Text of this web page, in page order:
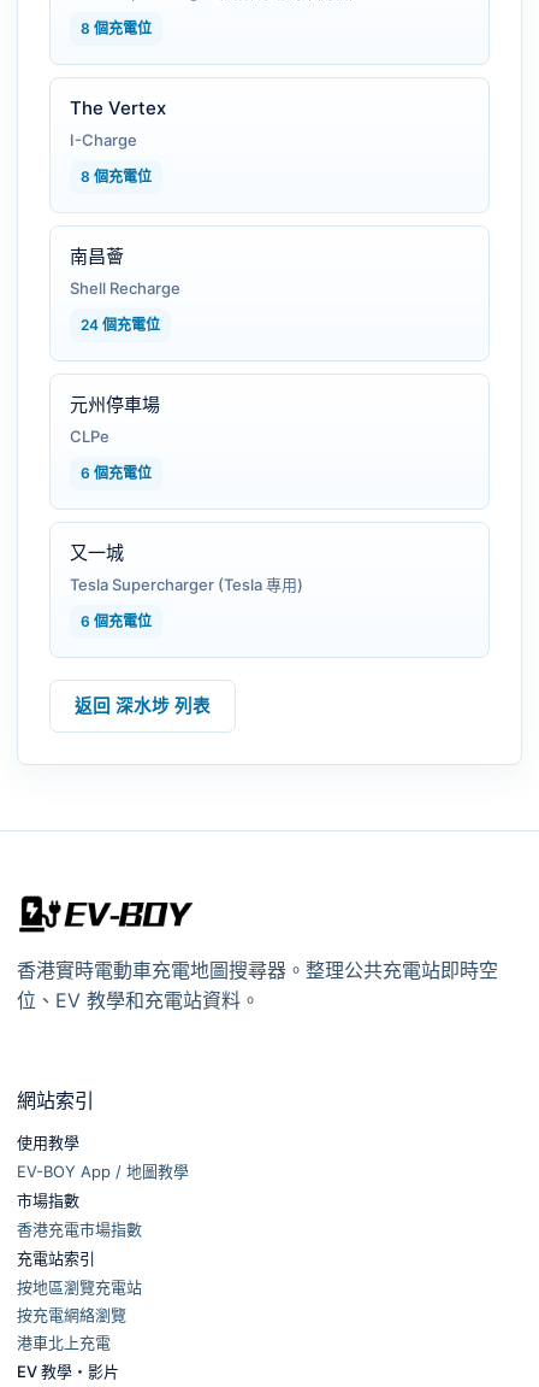
8 個充電位
The Vertex
I-Charge
8 個充電位
南昌薈
Shell Recharge
24 個充電位
元州停車場
CLPe
6 個充電位
又一城
Tesla Supercharger (Tesla 專用)
6 個充電位
返回 深水埗 列表
香港實時電動車充電地圖搜尋器。整理公共充電站即時空
位、EV 教學和充電站資料。
網站索引
使用教學
EV-BOY App / 地圖教學
市場指數
香港充電市場指數
充電站索引
按地區瀏覽充電站
按充電網絡瀏覽
港車北上充電
EV 教學・影片